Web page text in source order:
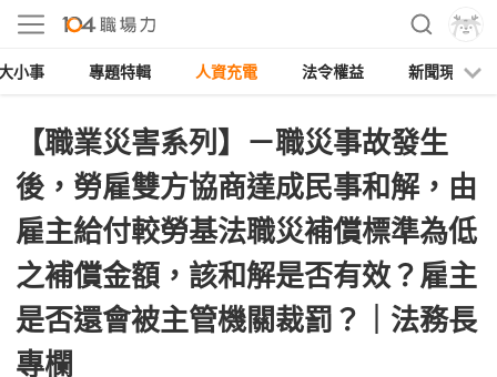
小事 專題特輯 人資充電 法令權益 新聞現場
【職業災害系列】－職災事故發生
後，勞雇雙方協商達成民事和解，由
雇主給付較勞基法職災補償標準為低
之補償金額，該和解是否有效？雇主
是否還會被主管機關裁罰？｜法務長
專欄